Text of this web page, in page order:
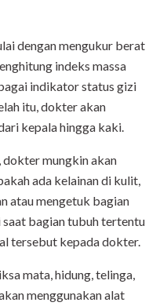
dengan mengukur berat
indeks massa
indikator status gizi
itu, dokter akan
kepala hingga kaki.
dokter mungkin akan
ada kelainan di kulit,
atau mengetuk bagian
bagian tubuh tertentu
tersebut kepada dokter.
mata, hidung, telinga,
menggunakan alat